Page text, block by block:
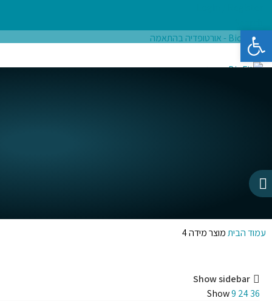
עמוד הביתמוצר מידה4
Show sidebar
Show9 2436
פתח סרגל נגישות